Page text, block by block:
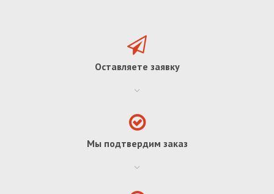
Оставляете заявку
Мы подтвердим заказ